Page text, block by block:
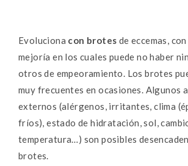
Evoluciona con brotes de eccemas,
mejoría en los cuales puede no haber
otros de empeoramiento. Los brotes
muy frecuentes en ocasiones. Algunos
externos (alérgenos, irritantes, clima
fríos), estado de hidratación, sol,
temperatura…) son posibles
brotes.